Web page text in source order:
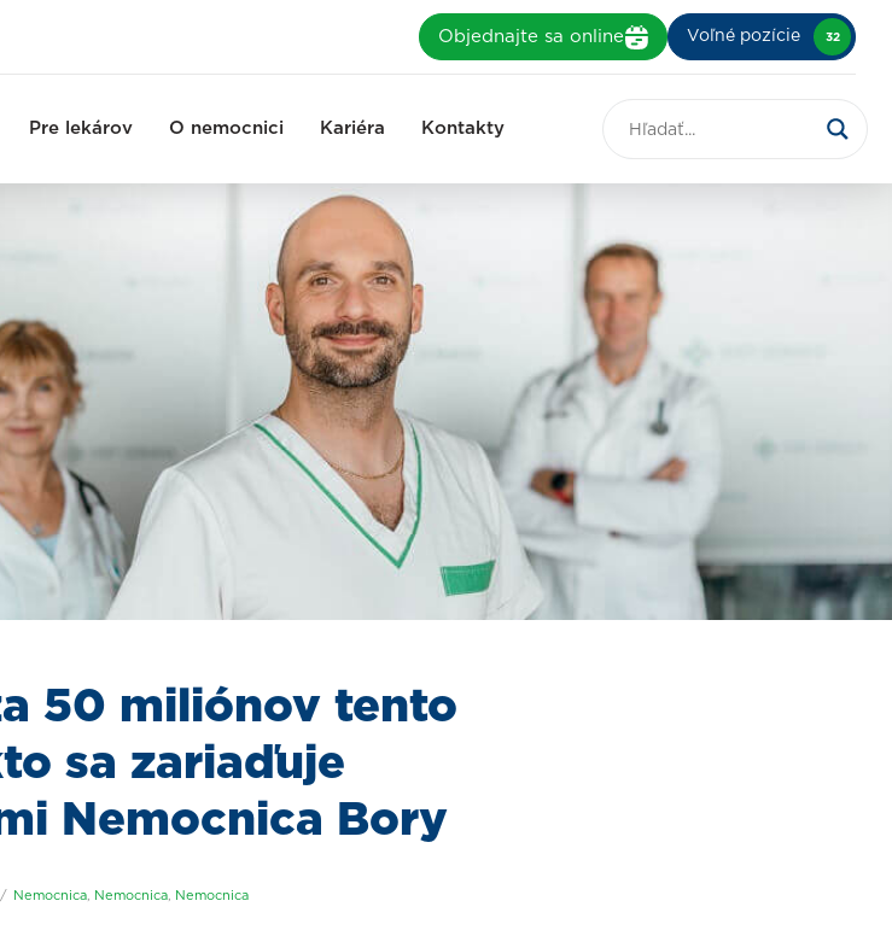
Objednajte sa online Voľné pozície 32
Pre lekárov O nemocnici Kariéra Kontakty
50 miliónov tento
sa zariaďuje
Nemocnica Bory
Nemocnica, Nemocnica, Nemocnica